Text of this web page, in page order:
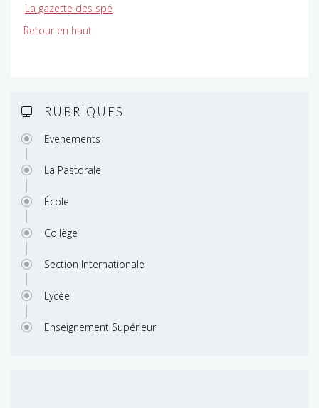
La gazette des spé
Retour en haut
RUBRIQUES
Evenements
La Pastorale
École
Collège
Section Internationale
Lycée
Enseignement Supérieur